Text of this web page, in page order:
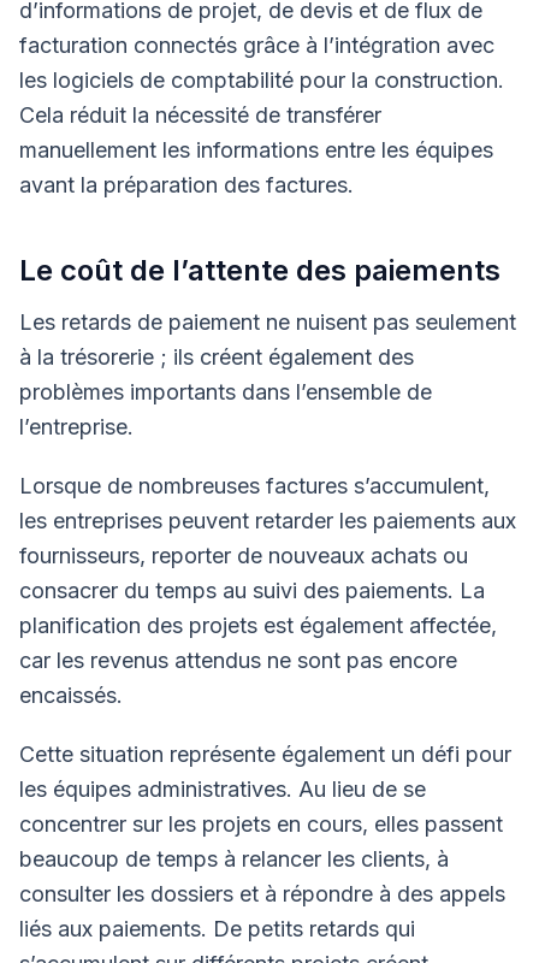
d’informations de projet, de devis et de flux de
facturation connectés grâce à l’intégration avec
les logiciels de comptabilité pour la construction.
Cela réduit la nécessité de transférer
manuellement les informations entre les équipes
avant la préparation des factures.
Le coût de l’attente des paiements
Les retards de paiement ne nuisent pas seulement
à la trésorerie ; ils créent également des
problèmes importants dans l’ensemble de
l’entreprise.
Lorsque de nombreuses factures s’accumulent,
les entreprises peuvent retarder les paiements aux
fournisseurs, reporter de nouveaux achats ou
consacrer du temps au suivi des paiements. La
planification des projets est également affectée,
car les revenus attendus ne sont pas encore
encaissés.
Cette situation représente également un défi pour
les équipes administratives. Au lieu de se
concentrer sur les projets en cours, elles passent
beaucoup de temps à relancer les clients, à
consulter les dossiers et à répondre à des appels
liés aux paiements. De petits retards qui